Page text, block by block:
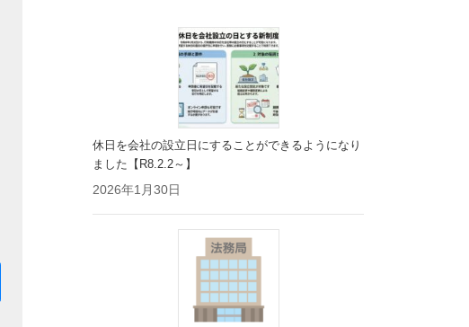
休日を会社の設立日にすることができるようになり
ました【R8.2.2～】
2026年1月30日